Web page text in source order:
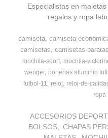
Especialistas en
regalos y ropa
camiseta camiseta-
camisetas camisetas-baratas
mochila-sport mochila-
wenger porterias aluminio
futbol-11
reloj reloj-de-
ACCESORIOS
BOLSOS
CHAPAS